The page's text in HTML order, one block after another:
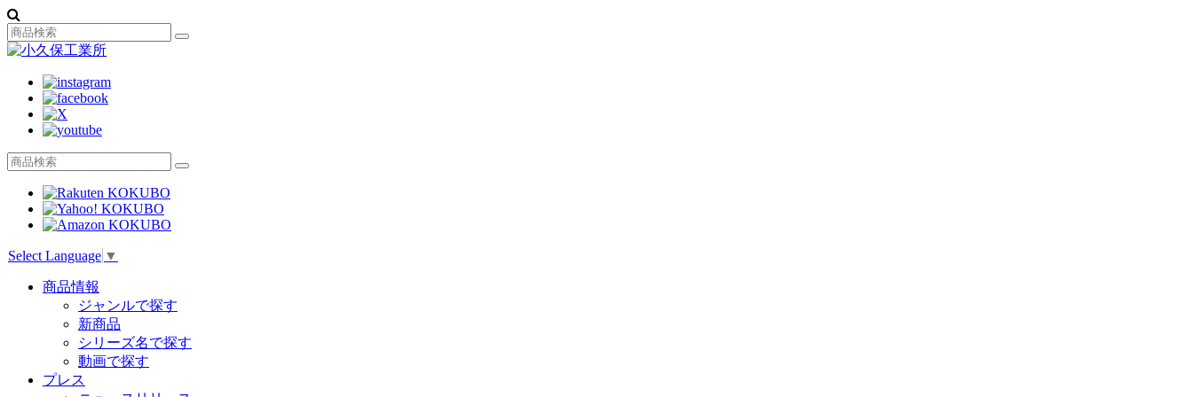
Select Language ▼
商品情報
ジャンルで探す
新商品
シリーズ名で探す
動画で探す
プレス